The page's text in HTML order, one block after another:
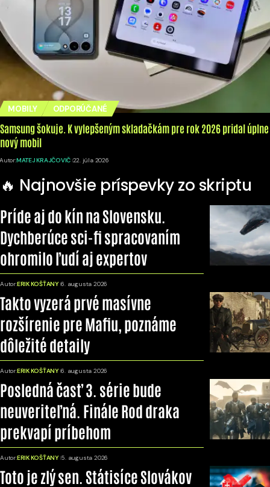
MOBILY ODPORÚČANÉ
Samsung šokuje. K vylepšeným skladačkám pre rok 2026 pridal úplne
nový mobil
Autor:MATEJ KRAJČOVIČ 22. júla 2026
🔥 Najnovšie príspevky zo skriptu
Príde aj do kín na Slovensku.
Dychberúce sci-fi spracovaním
ohromilo ľudí aj expertov
Autor:ERIK KOŠŤANY 6. augusta 2026
Takto vyzerá prvé masívne
rozšírenie pre Mafiu, poznáme
dôležité detaily
Autor:ERIK KOŠŤANY 6. augusta 2026
Posledná časť 3. série bude
neuveriteľná. Finále Rod draka
prekvapí príbehom
Autor:ERIK KOŠŤANY 5. augusta 2026
Toto je zlý sen. Státisíce Slovákov